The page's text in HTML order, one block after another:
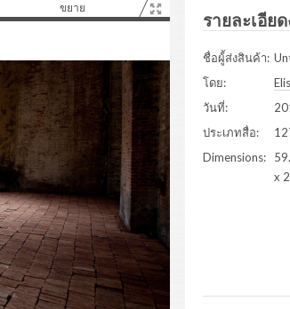
รายละเอีย
ชื่อผู้้ส่งสินค้า:
โดย:
วันที่:
ประเภทสื่อ:
Dimensions:
x
ขยาย